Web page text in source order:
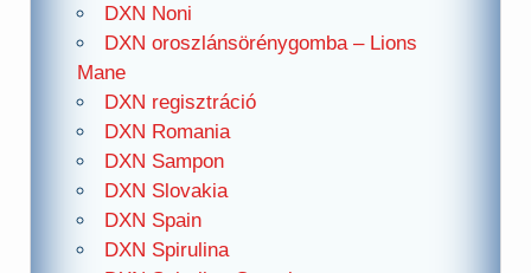
DXN Noni
DXN oroszlánsörénygomba – Lions
Mane
DXN regisztráció
DXN Romania
DXN Sampon
DXN Slovakia
DXN Spain
DXN Spirulina